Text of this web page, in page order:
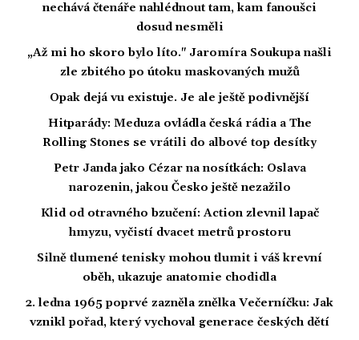
nechává čtenáře nahlédnout tam, kam fanoušci
dosud nesměli
„Až mi ho skoro bylo líto." Jaromíra Soukupa našli
zle zbitého po útoku maskovaných mužů
Opak dejá vu existuje. Je ale ještě podivnější
Hitparády: Meduza ovládla česká rádia a The
Rolling Stones se vrátili do albové top desítky
Petr Janda jako Cézar na nosítkách: Oslava
narozenin, jakou Česko ještě nezažilo
Klid od otravného bzučení: Action zlevnil lapač
hmyzu, vyčistí dvacet metrů prostoru
Silně tlumené tenisky mohou tlumit i váš krevní
oběh, ukazuje anatomie chodidla
2. ledna 1965 poprvé zazněla znělka Večerníčku: Jak
vznikl pořad, který vychoval generace českých dětí